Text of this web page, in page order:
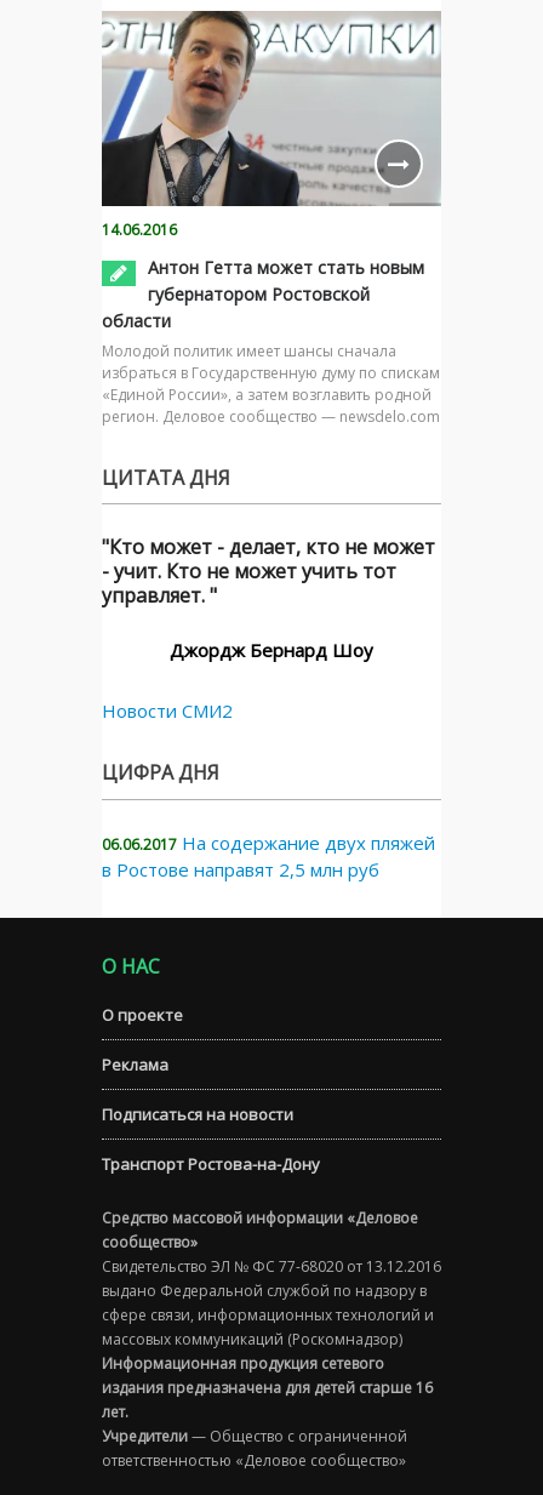
14.06.2016
Антон Гетта может стать новым
губернатором Ростовской
области
Молодой политик имеет шансы сначала
избраться в Государственную думу по спискам
«Единой России», а затем возглавить родной
регион. Деловое сообщество — newsdelo.com
ЦИТАТА ДНЯ
"Кто может - делает, кто не может
- учит. Кто не может учить тот
управляет. "
Джордж Бернард Шоу
Новости СМИ2
ЦИФРА ДНЯ
06.06.2017 На содержание двух пляжей
в Ростове направят 2,5 млн руб
О НАС
О проекте
Реклама
Подписаться на новости
Транспорт Ростова-на-Дону
Средство массовой информации «Деловое
сообщество»
Свидетельство ЭЛ № ФС 77-68020 от 13.12.2016
выдано Федеральной службой по надзору в
сфере связи, информационных технологий и
массовых коммуникаций (Роскомнадзор)
Информационная продукция сетевого
издания предназначена для детей старше 16
лет.
Учредители— Общество с ограниченной
ответственностью «Деловое сообщество»